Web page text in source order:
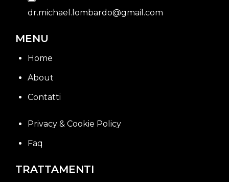
dr.michael.lombardo@gmail.com
MENU
Home
About
Contatti
Privacy & Cookie Policy
Faq
TRATTAMENTI